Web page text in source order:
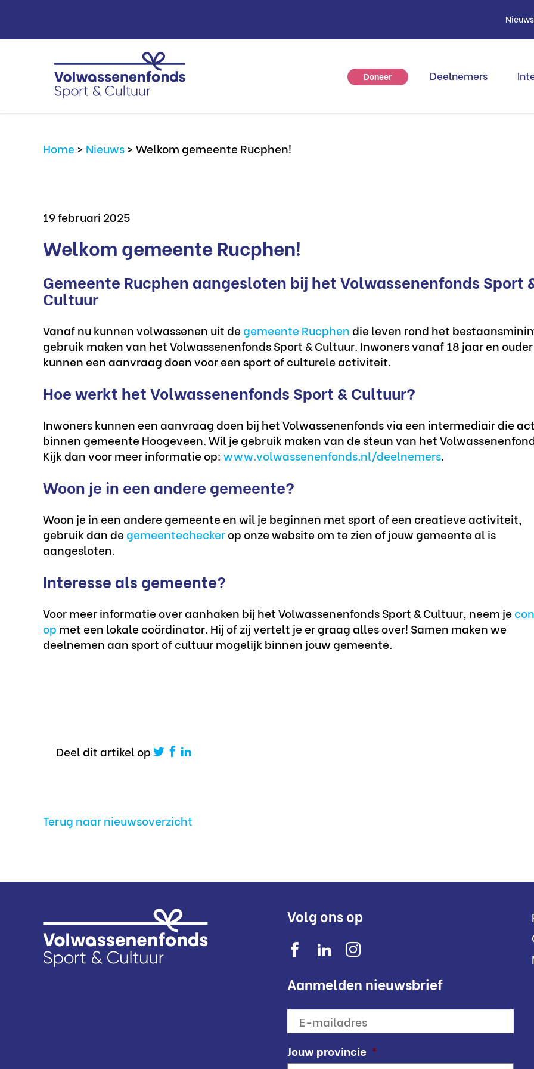
Nieuws
Doneer Deelnemers
Home > Nieuws > Welkom gemeente Rucphen!
19 februari 2025
Welkom gemeente Rucphen!
Gemeente Rucphen aangesloten bij het Volwassenenfonds Sport
Cultuur
Vanaf nu kunnen volwassenen uit de gemeente Rucphen die leven rond het
gebruik maken van het Volwassenenfonds Sport & Cultuur. Inwoners vanaf 18 jaar en ouder
kunnen een aanvraag doen voor een sport of culturele activiteit.
Hoe werkt het Volwassenenfonds Sport & Cultuur?
Inwoners kunnen een aanvraag doen bij het Volwassenenfonds via een intermediair die
binnen gemeente Hoogeveen. Wil je gebruik maken van de steun van het
Kijk dan voor meer informatie op: www.volwassenenfonds.nl/deelnemers.
Woon je in een andere gemeente?
Woon je in een andere gemeente en wil je beginnen met sport of een creatieve activiteit,
gebruik dan de gemeentecheckerop onze website om te zien of jouw gemeente al is
aangesloten.
Interesse als gemeente?
Voor meer informatie over aanhaken bij het Volwassenenfonds Sport & Cultuur, neem je
op met een lokale coördinator. Hij of zij vertelt je er graag alles over! Samen maken we
deelnemen aan sport of cultuur mogelijk binnen jouw gemeente.
Deel dit artikel op
Terug naar nieuwsoverzicht
Volg ons op
Aanmelden nieuwsbrief
E-
mailadres *
Jouw provincie *